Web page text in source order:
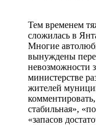
Тем временем
сложилась в
Многие
вынуждены
невозможности
министерстве
жителей
стабильная»,
«запасов